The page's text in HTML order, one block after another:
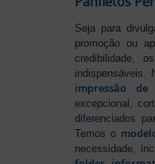
Seja para
promoção ou
credibilidade, os
indispensáveis.
impressão de
excepcional,
diferenciados
Temos o
necessidade,